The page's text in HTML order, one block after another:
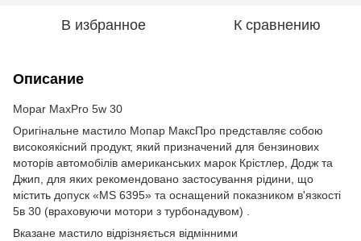
В избранное К сравнению
Описание
Mopar MaxPro 5w 30
Оригінальне мастило Мопар МаксПро представляє собою
високоякісний продукт, який призначений для бензинових
моторів автомобілів американських марок Крістлер, Додж та
Джип, для яких рекомендовано застосування рідини, що
містить допуск «MS 6395» та оснащений показником в'язкості
5в 30 (враховуючи мотори з турбонадувом) .
Вказане мастило відрізняється відмінними